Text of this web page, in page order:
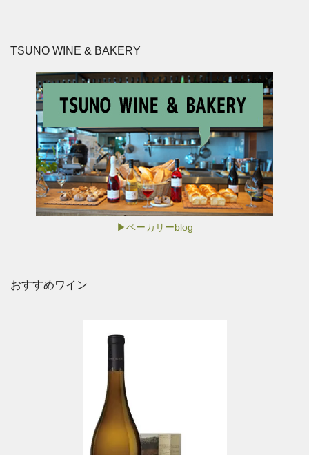
TSUNO WINE & BAKERY
▶ベーカリーblog
おすすめワイン